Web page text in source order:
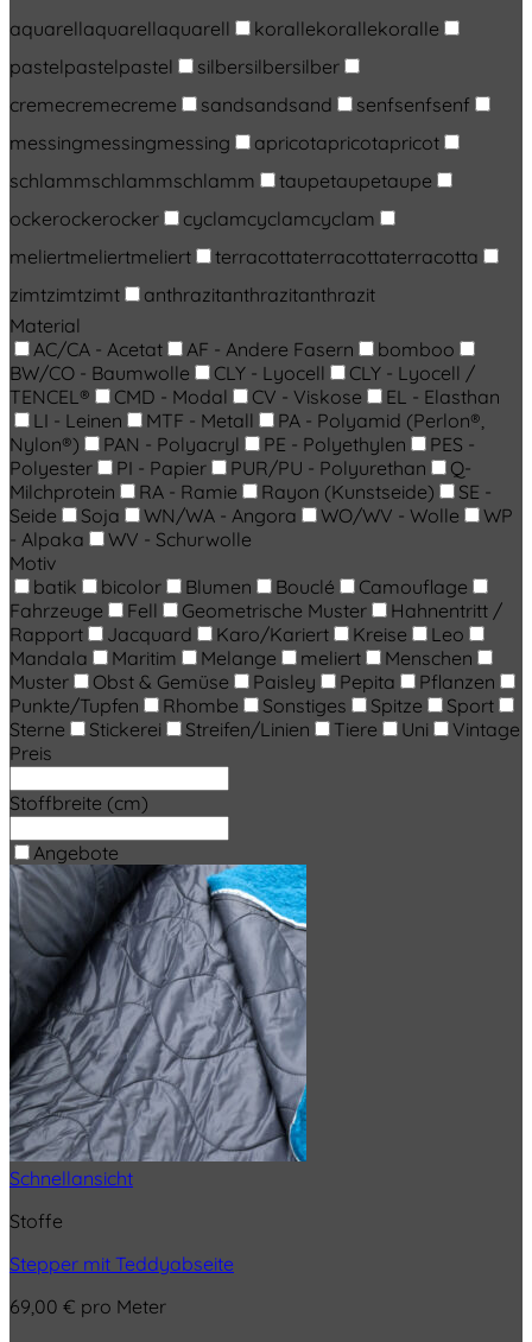
aquarellaquarellaquarell korallekorallekoralle
pastelpastelpastel silbersilbersilber
cremecremecreme sandsandsand senfsenfsenf
messingmessingmessing apricotapricotapricot
schlammschlammschlamm taupetaupetaupe
ockerockerocker cyclamcyclamcyclam
meliertmeliertmeliert terracottaterracottaterracotta
zimtzimtzimt anthrazitanthrazitanthrazit
Material
AC/CA - Acetat
AF - Andere Fasern
bomboo
BW/CO - Baumwolle
CLY - Lyocell
CLY - Lyocell /
TENCEL®
CMD - Modal CV - Viskose
EL - Elasthan
LI - Leinen
MTF - Metall
PA - Polyamid (Perlon®,
Nylon®)
PAN - Polyacryl PE - Polyethylen
PES -
Polyester
PI - Papier PUR/PU - Polyurethan
Q-
Milchprotein
RA - Ramie Rayon (Kunstseide)
SE -
Seide
Soja WN/WA - Angora WO/WV - Wolle
WP
- Alpaka
WV - Schurwolle
Motiv
batik
bicolor Blumen Bouclé
Camouflage
Fahrzeuge
Fell Geometrische Muster
Hahnentritt /
Rapport
Jacquard Karo/Kariert Kreise
Leo
Mandala
Maritim Melange meliert
Menschen
Muster
Obst & Gemüse Paisley Pepita
Pflanzen
Punkte/Tupfen
Rhombe Sonstiges Spitze
Sport
Sterne
Stickerei Streifen/Linien Tiere Uni
Vintage
Preis
Stoffbreite (cm)
Angebote
Schnellansicht
Stoffe
Stepper mit Teddyabseite
69,00 € pro Meter